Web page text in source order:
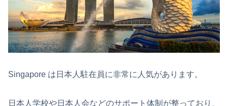
Singapore は日本人駐在員に非常に人気があります。
日本人学校や日本人会などのサポート体制が整っており、